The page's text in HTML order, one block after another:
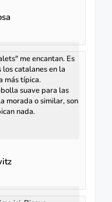
me encantan. Es
catalanes en la
más típica.
suave para las
morada o similar, son
nada.